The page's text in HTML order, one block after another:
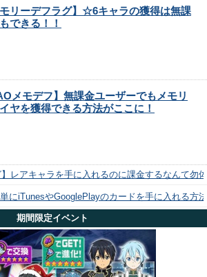
モリーデフラグ】☆6キャラの獲得は無課
できる！！
メモデフ】無課金ユーザーでもメモリ
ヤを獲得できる方法がここに！
】レアキャラを手に入れるのに課金するなんて勿
にiTunesやGooglePlayのカードを手に入れる方
期間限定イベント